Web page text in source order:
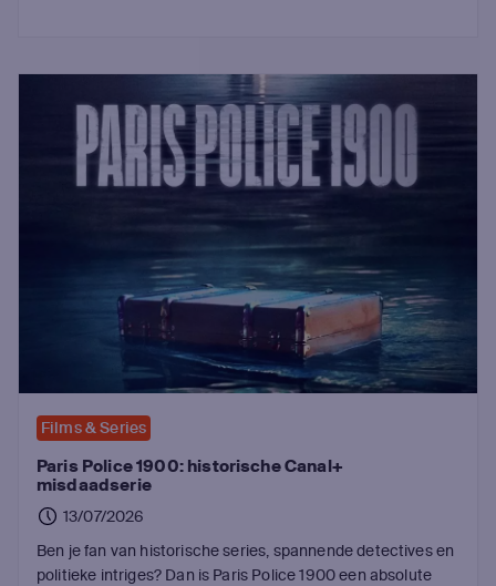
Films & Series
Paris Police 1900: historische Canal+
misdaadserie
13/07/2026
Ben je fan van historische series, spannende detectives en
politieke intriges? Dan is Paris Police 1900 een absolute